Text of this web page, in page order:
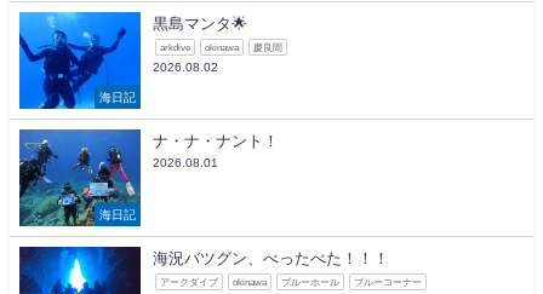
海日記
黒島マンタ🌟
arkdive okinawa 慶良間
2026.08.02
海日記
ナ・ナ・ナント！
2026.08.01
海況バツグン、べったべた！！！
アークダイブ okinawa ブルーホール ブルーコーナー